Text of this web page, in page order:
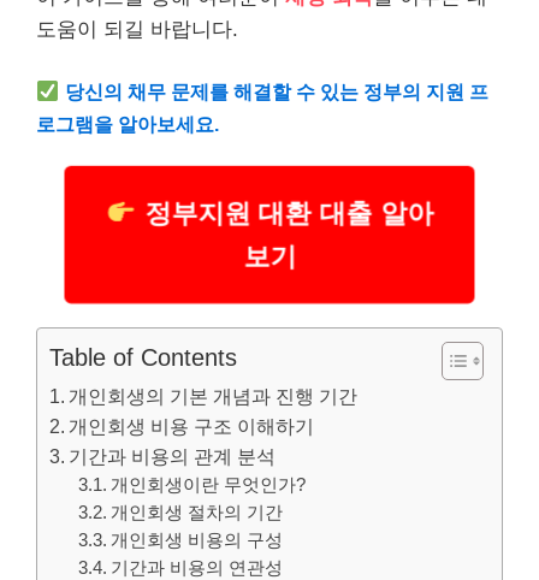
도움이 되길 바랍니다.
당신의 채무 문제를 해결할 수 있는 정부의 지원 프
로그램을 알아보세요.
정부지원 대환 대출 알아
보기
Table of Contents
개인회생의 기본 개념과 진행 기간
개인회생 비용 구조 이해하기
기간과 비용의 관계 분석
개인회생이란 무엇인가?
개인회생 절차의 기간
개인회생 비용의 구성
기간과 비용의 연관성